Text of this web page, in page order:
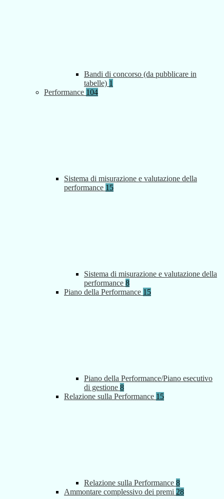
Bandi di concorso (da pubblicare in
tabelle) 1
Performance 104
Sistema di misurazione e valutazione della
performance 15
Sistema di misurazione e valutazione della
performance 8
Piano della Performance 15
Piano della Performance/Piano esecutivo
di gestione 8
Relazione sulla Performance 15
Relazione sulla Performance 8
Ammontare complessivo dei premi 28